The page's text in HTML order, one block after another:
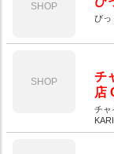
SHOP
びっ
SHOP
チ
店
チャ